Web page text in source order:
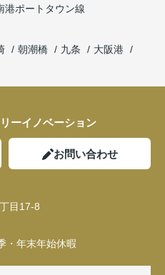
港ポートタウン線
朝潮橋 九条
大阪港
ーイノベーション
お問い合わせ
目17-8
・年末年始休暇